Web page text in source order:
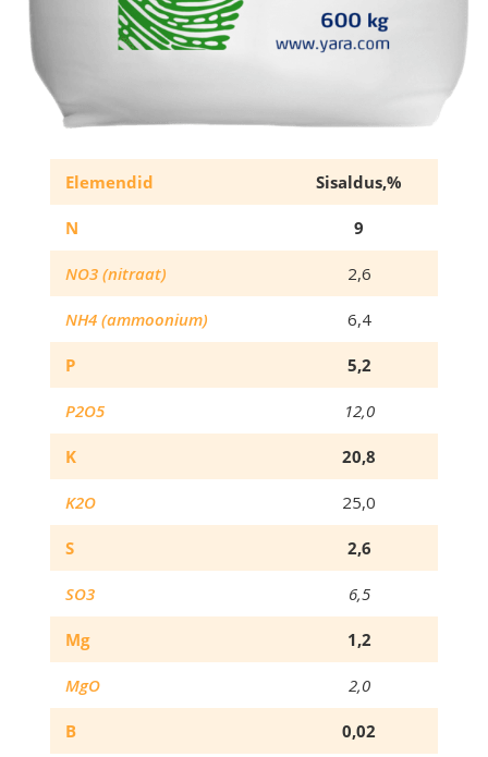
Elemendid Sisaldus,%
N 9
NO3 (nitraat) 2,6
NH4 (ammoonium) 6,4
P 5,2
P2O5 12,0
K 20,8
K2O 25,0
S 2,6
SO3 6,5
Mg 1,2
MgO 2,0
B 0,02